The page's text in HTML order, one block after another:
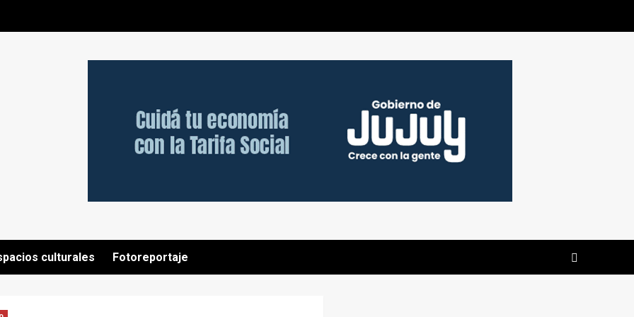
culturales Fotoreportaje